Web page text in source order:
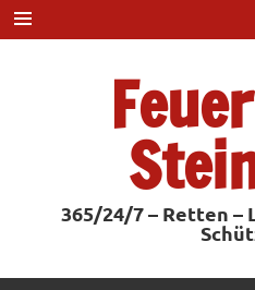
Zum
Inhalt
springen
365/24/7 – Retten –